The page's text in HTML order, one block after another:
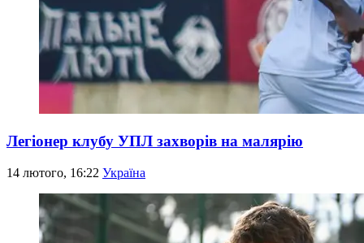
Легіонер клубу УПЛ захворів на малярію
14 лютого, 16:22 Україна